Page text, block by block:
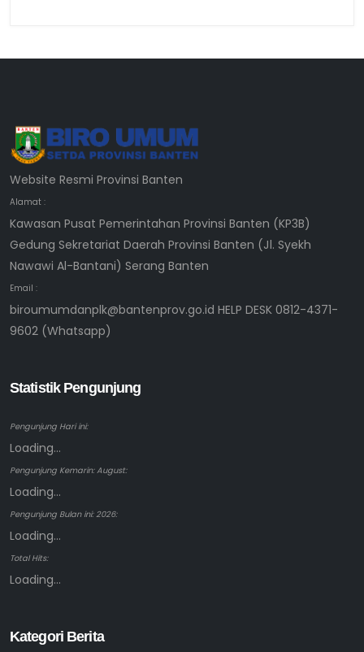
Website Resmi Provinsi Banten
Alamat :
Kawasan Pusat Pemerintahan Provinsi Banten (KP3B)
Gedung Sekretariat Daerah Provinsi Banten (Jl. Syekh
Nawawi Al-Bantani) Serang Banten
Email :
biroumumdanplk@bantenprov.go.id HELP DESK 0812-4371-
9602 (Whatsapp)
Statistik Pengunjung
Pengunjung Hari ini:
Loading...
Pengunjung Kemarin: August:
Loading...
Pengunjung Bulan ini: 2026:
Loading...
Total Hits:
Loading...
Kategori Berita